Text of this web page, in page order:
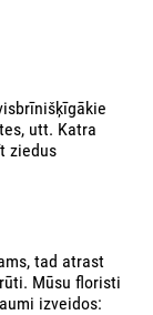
utt. Katra
ziedus
tad atrast
Mūsu floristi
izveidos: